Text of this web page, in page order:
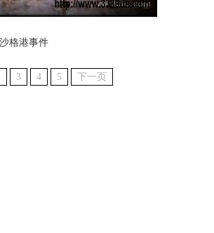
沙格港事件
3 4 5 下一页